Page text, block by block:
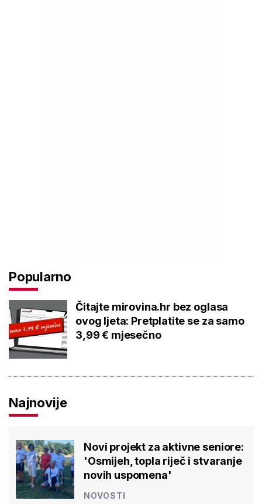
Popularno
Čitajte mirovina.hr bez oglasa
ovog ljeta: Pretplatite se za samo
3,99 € mjesečno
Najnovije
Novi projekt za aktivne seniore:
'Osmijeh, topla riječ i stvaranje
novih uspomena'
NOVOSTI